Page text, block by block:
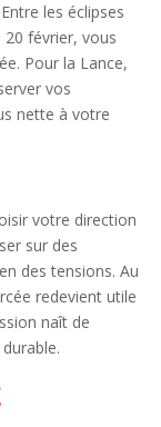
les éclipses
20 février, vous
Pour la Lance,
vos
nette à votre
votre direction
sur des
des tensions. Au
redevient utile
naît de